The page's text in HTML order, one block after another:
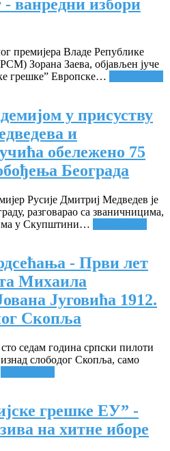
ванредни избори
премијера Владе Републике
Зорана Заева, објављен јуче
грешке” Европске…
у присуству
и
обележено 75
Београда
Русије Дмитриј Медведев је
разговарао са званичницима,
у Скупштини…
- Први лет
Михаила
Југовића 1912.
Скопља
седам година српски пилоти
слободог Скопља, само
грешке ЕУ” -
на хитне иборе